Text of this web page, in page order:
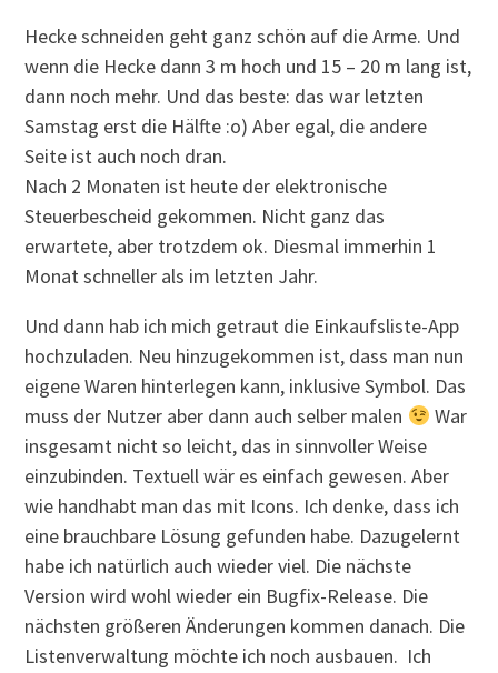
Hecke schneiden geht ganz schön auf die Arme. Und
wenn die Hecke dann 3 m hoch und 15 – 20 m lang ist,
dann noch mehr. Und das beste: das war letzten
Samstag erst die Hälfte :o) Aber egal, die andere
Seite ist auch noch dran.
Nach 2 Monaten ist heute der elektronische
Steuerbescheid gekommen. Nicht ganz das
erwartete, aber trotzdem ok. Diesmal immerhin 1
Monat schneller als im letzten Jahr.
Und dann hab ich mich getraut die Einkaufsliste-App
hochzuladen. Neu hinzugekommen ist, dass man nun
eigene Waren hinterlegen kann, inklusive Symbol. Das
muss der Nutzer aber dann auch selber malen
War
insgesamt nicht so leicht, das in sinnvoller Weise
einzubinden. Textuell wär es einfach gewesen. Aber
wie handhabt man das mit Icons. Ich denke, dass ich
eine brauchbare Lösung gefunden habe. Dazugelernt
habe ich natürlich auch wieder viel. Die nächste
Version wird wohl wieder ein Bugfix-Release. Die
nächsten größeren Änderungen kommen danach. Die
Listenverwaltung möchte ich noch ausbauen. Ich